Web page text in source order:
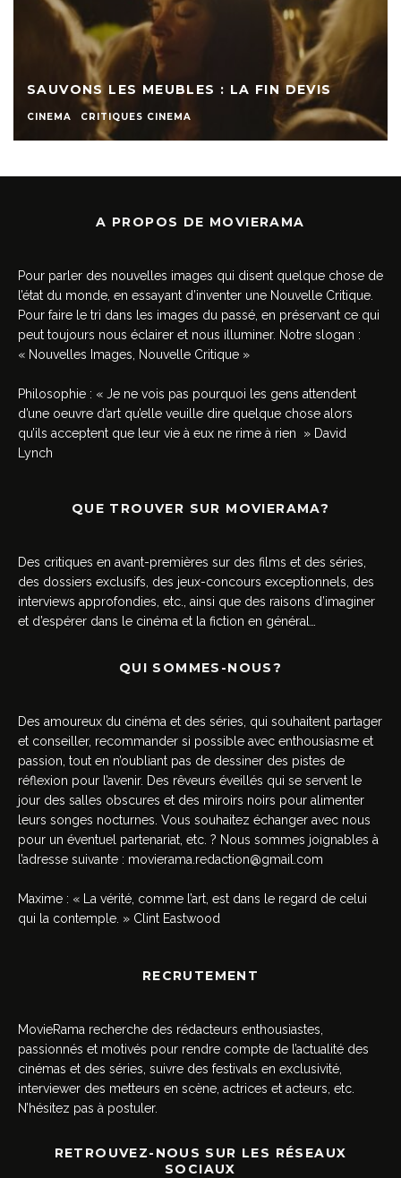
SAUVONS LES MEUBLES : LA FIN DEVIS
CINEMA CRITIQUES CINEMA
A PROPOS DE MOVIERAMA
Pour parler des nouvelles images qui disent quelque chose de
l’état du monde, en essayant d’inventer une Nouvelle Critique.
Pour faire le tri dans les images du passé, en préservant ce qui
peut toujours nous éclairer et nous illuminer. Notre slogan :
« Nouvelles Images, Nouvelle Critique »
Philosophie : « Je ne vois pas pourquoi les gens attendent
d’une oeuvre d’art qu’elle veuille dire quelque chose alors
qu’ils acceptent que leur vie à eux ne rime à rien » David
Lynch
QUE TROUVER SUR MOVIERAMA?
Des critiques en avant-premières sur des films et des séries,
des dossiers exclusifs, des jeux-concours exceptionnels, des
interviews approfondies, etc., ainsi que des raisons d’imaginer
et d’espérer dans le cinéma et la fiction en général…
QUI SOMMES-NOUS?
Des amoureux du cinéma et des séries, qui souhaitent partager
et conseiller, recommander si possible avec enthousiasme et
passion, tout en n’oubliant pas de dessiner des pistes de
réflexion pour l’avenir. Des rêveurs éveillés qui se servent le
jour des salles obscures et des miroirs noirs pour alimenter
leurs songes nocturnes. Vous souhaitez échanger avec nous
pour un éventuel partenariat, etc. ? Nous sommes joignables à
l’adresse suivante : movierama.redaction@gmail.com
Maxime : « La vérité, comme l’art, est dans le regard de celui
qui la contemple. » Clint Eastwood
RECRUTEMENT
MovieRama recherche des rédacteurs enthousiastes,
passionnés et motivés pour rendre compte de l’actualité des
cinémas et des séries, suivre des festivals en exclusivité,
interviewer des metteurs en scène, actrices et acteurs, etc.
N’hésitez pas à postuler.
RETROUVEZ-NOUS SUR LES RÉSEAUX
SOCIAUX